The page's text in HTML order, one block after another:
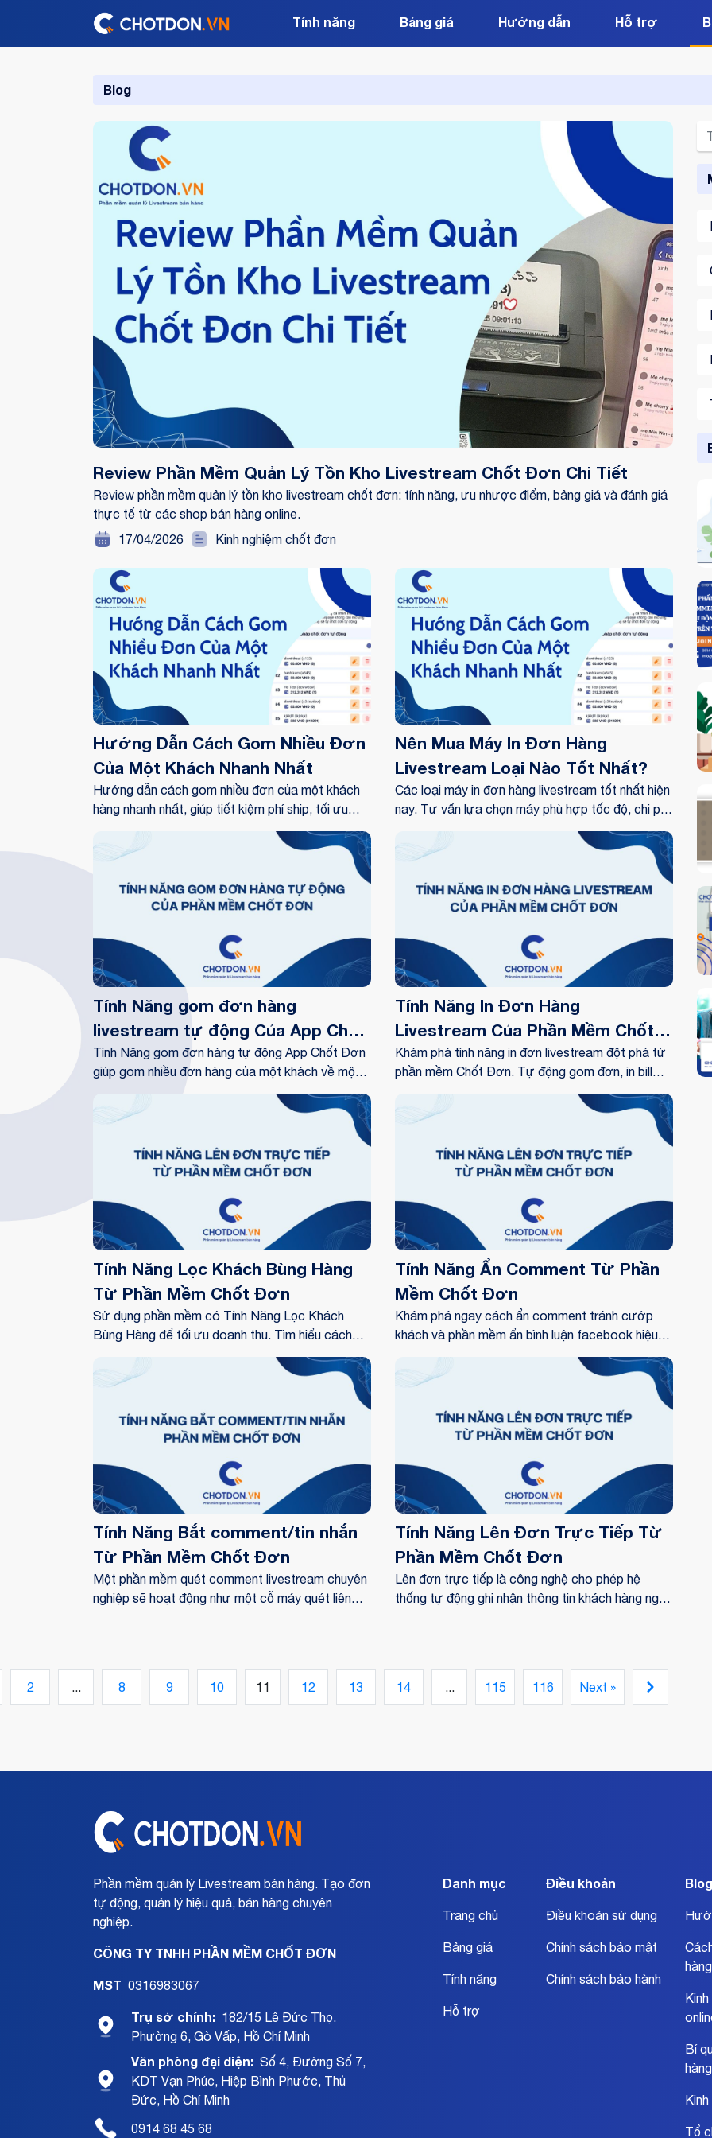
Tính năng Bảng giá Hướng dẫn Hỗ trợ
Blog
Review Phần Mềm Quản Lý Tồn Kho Livestream Chốt Đơn Chi Tiết
Review phần mềm quản lý tồn kho livestream chốt đơn: tính năng, ưu nhược điểm, bảng giá và đánh giá
thực tế từ các shop bán hàng online.
17/04/2026
Kinh nghiệm chốt đơn
Hướng Dẫn Cách Gom Nhiều Đơn
Của Một Khách Nhanh Nhất
Hướng dẫn cách gom nhiều đơn của một khách
hàng nhanh nhất, giúp tiết kiệm phí ship, tối ưu
livestream.
Nên Mua Máy In Đơn Hàng
Livestream Loại Nào Tốt Nhất?
Các loại máy in đơn hàng livestream tốt nhất hiện
nay. Tư vấn lựa chọn máy phù hợp tốc độ, chi phí
Tính Năng gom đơn hàng
livestream tự động Của App Chốt
Đơn
Tính Năng gom đơn hàng tự động App Chốt Đơn
giúp gom nhiều đơn hàng của một khách về một
mã vận đơn duy nhất. Tránh sót đơn, tiết kiệm chi
phí đóng gói và vận chuyển trên Facebook,
Tính Năng In Đơn Hàng
Livestream Của Phần Mềm Chốt
Đơn
Khám phá tính năng in đơn livestream đột phá từ
phần mềm Chốt Đơn. Tự động gom đơn, in bill
ngay khi khách comment trên TikTok, Facebook.
Tính Năng Lọc Khách Bùng Hàng
Từ Phần Mềm Chốt Đơn
Sử dụng phần mềm có Tính Năng Lọc Khách
Bùng Hàng để tối ưu doanh thu. Tìm hiểu cách
nhận biết số điện thoại boom hàng qua tỷ lệ giao
hàng và hệ thống tag cảnh báo thông minh giúp
Tính Năng Ẩn Comment Từ Phần
Mềm Chốt Đơn
Khám phá ngay cách ẩn comment tránh cướp
khách và phần mềm ẩn bình luận facebook hiệu
quả. Hỗ trợ ẩn bình luận livestream tự động, bảo
mật SĐT khách hàng 100%.
Tính Năng Bắt comment/tin nhắn
Từ Phần Mềm Chốt Đơn
Một phần mềm quét comment livestream chuyên
nghiệp sẽ hoạt động như một cỗ máy quét liên
Tính Năng Lên Đơn Trực Tiếp Từ
Phần Mềm Chốt Đơn
Lên đơn trực tiếp là công nghệ cho phép hệ
thống tự động ghi nhận thông tin khách hàng ngay
Next »
2 ... 8 9 10 11 12 13 14 ... 115 116
Phần mềm quản lý Livestream bán hàng. Tạo đơn
tự động, quản lý hiệu quả, bán hàng chuyên
nghiệp.
CÔNG TY TNHH PHẦN MỀM CHỐT ĐƠN
MST 0316983067
Trụ sở chính: 182/15 Lê Đức Thọ.
Phường 6, Gò Vấp, Hồ Chí Minh
Văn phòng đại diện: Số 4, Đường Số 7,
KDT Vạn Phúc, Hiệp Bình Phước, Thủ
Đức, Hồ Chí Minh
0914 68 45 68
Danh mục
Trang chủ
Bảng giá
Tính năng
Hỗ trợ
Điều khoản
Điều khoản sử dụng
Chính sách bảo mật
Chính sách bảo hành
Blog
hàng
Bí
hàng
Tổ